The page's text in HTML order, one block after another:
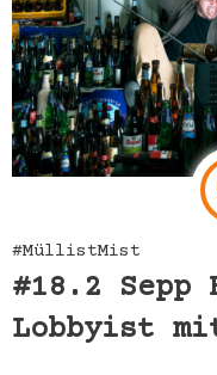
#MüllistMist
#18.2
Lobbyist